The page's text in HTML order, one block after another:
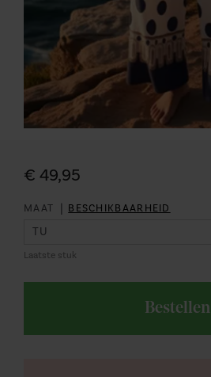
€ 49,95
MAAT | BESCHIKBAARHEID
Laatste stuk
Bestellen